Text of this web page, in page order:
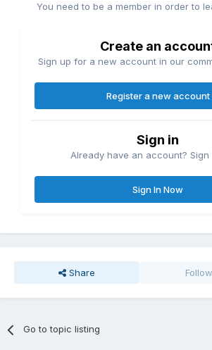
You need to be a member in order to
Create an
Sign up for a new account in our
Register a new account
Sign in
Already have an account? Sign
Sign In Now
Share
Go to topic listing